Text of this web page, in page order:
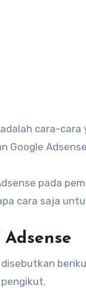
Google
pada
cara saja